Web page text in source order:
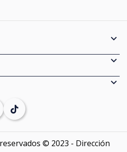
expand_more
expand_more
expand_more
© 2023 - Dirección